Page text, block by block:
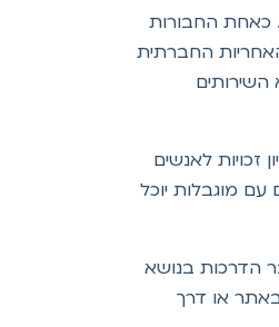
והגדולה בתחום עיצוב פיתוח וייצור מערכות חלונות ודלתות אלומיניום, בישראל מעל ל70 שנים. כאחת החבורות
החברתית
לאנשים
עם מוגבלות יוכל
הדרכות בנושא
או דרך